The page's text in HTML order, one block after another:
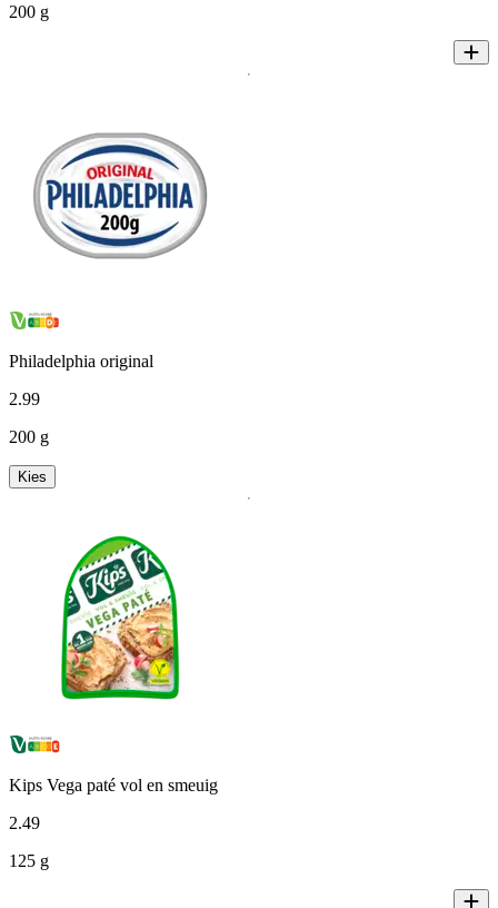
200 g
Philadelphia original
2.99
200 g
Kies
Kips Vega paté vol en smeuig
2.49
125 g